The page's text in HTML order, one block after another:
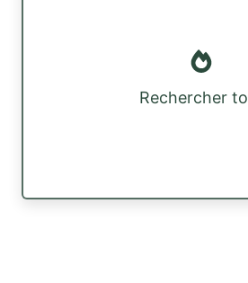
Rechercher